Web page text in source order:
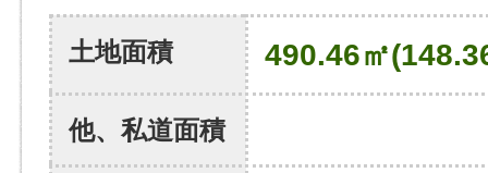
土地面積 490.46㎡
他、私道面積